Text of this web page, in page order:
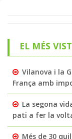
EL MÉS
Vilanova i la
França amb
La segona
pati a fer la
Més de 30